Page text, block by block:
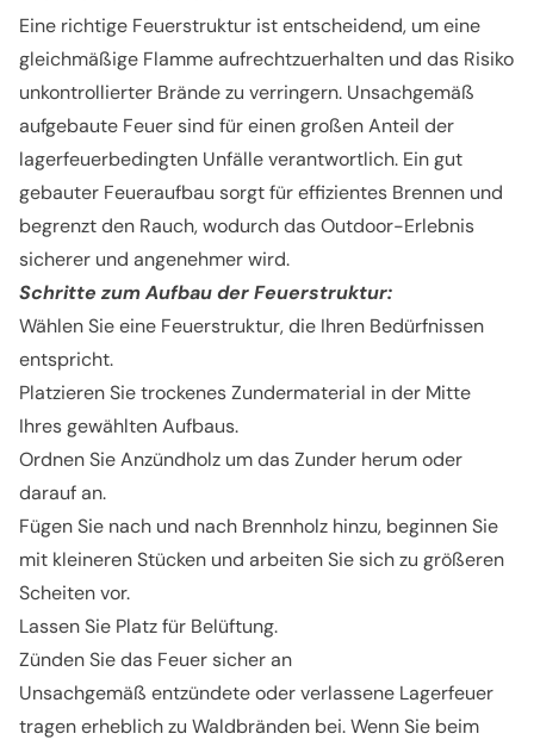
Eine richtige Feuerstruktur ist entscheidend, um eine
gleichmäßige Flamme aufrechtzuerhalten und das Risiko
unkontrollierter Brände zu verringern. Unsachgemäß
aufgebaute Feuer sind für einen großen Anteil der
lagerfeuerbedingten Unfälle verantwortlich. Ein gut
gebauter Feueraufbau sorgt für effizientes Brennen und
begrenzt den Rauch, wodurch das Outdoor-Erlebnis
sicherer und angenehmer wird.
Schritte zum Aufbau der Feuerstruktur:
Wählen Sie eine Feuerstruktur, die Ihren Bedürfnissen
entspricht.
Platzieren Sie trockenes Zundermaterial in der Mitte
Ihres gewählten Aufbaus.
Ordnen Sie Anzündholz um das Zunder herum oder
darauf an.
Fügen Sie nach und nach Brennholz hinzu, beginnen Sie
mit kleineren Stücken und arbeiten Sie sich zu größeren
Scheiten vor.
Lassen Sie Platz für Belüftung.
Zünden Sie das Feuer sicher an
Unsachgemäß entzündete oder verlassene Lagerfeuer
tragen erheblich zu Waldbränden bei. Wenn Sie beim